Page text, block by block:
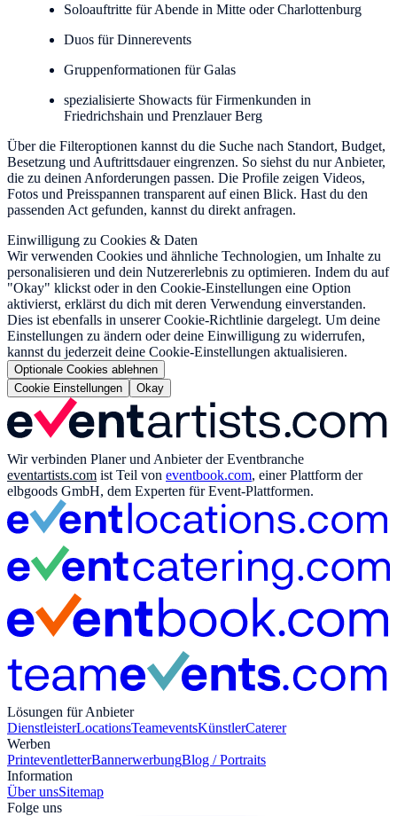
Soloauftritte für Abende in Mitte oder Charlottenburg
Duos für Dinnerevents
Gruppenformationen für Galas
spezialisierte Showacts für Firmenkunden in
Friedrichshain und Prenzlauer Berg
Über die Filteroptionen kannst du die Suche nach Standort, Budget,
Besetzung und Auftrittsdauer eingrenzen. So siehst du nur Anbieter,
die zu deinen Anforderungen passen. Die Profile zeigen Videos,
Fotos und Preisspannen transparent auf einen Blick. Hast du den
passenden Act gefunden, kannst du direkt anfragen.
Einwilligung zu Cookies & Daten
Wir verwenden Cookies und ähnliche Technologien, um Inhalte zu
personalisieren und dein Nutzererlebnis zu optimieren. Indem du auf
"Okay" klickst oder in den Cookie-Einstellungen eine Option
aktivierst, erklärst du dich mit deren Verwendung einverstanden.
Dies ist ebenfalls in unserer Cookie-Richtlinie dargelegt. Um deine
Einstellungen zu ändern oder deine Einwilligung zu widerrufen,
kannst du jederzeit deine Cookie-Einstellungen aktualisieren.
Optionale Cookies ablehnen
Cookie Einstellungen
Okay
Wir verbinden Planer und Anbieter der Eventbranche
eventartists.com ist Teil von eventbook.com, einer Plattform der
elbgoods GmbH, dem Experten für Event-Plattformen.
Lösungen für Anbieter
DienstleisterLocationsTeameventsKünstlerCaterer
Werben
PrinteventletterBannerwerbungBlog / Portraits
Information
Über unsSitemap
Folge uns